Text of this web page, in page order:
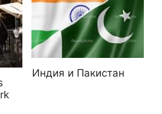
Индия и Пакистан